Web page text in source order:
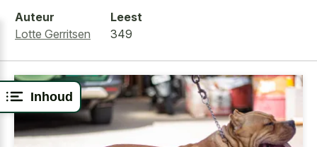
Inhoud
Auteur
Lotte Gerritsen
Leest
349